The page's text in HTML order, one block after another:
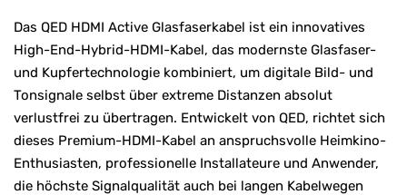
Das QED HDMI Active Glasfaserkabel ist ein innovatives
High-End-Hybrid-HDMI-Kabel, das modernste Glasfaser-
und Kupfertechnologie kombiniert, um digitale Bild- und
Tonsignale selbst über extreme Distanzen absolut
verlustfrei zu übertragen. Entwickelt von QED, richtet sich
dieses Premium-HDMI-Kabel an anspruchsvolle Heimkino-
Enthusiasten, professionelle Installateure und Anwender,
die höchste Signalqualität auch bei langen Kabelwegen